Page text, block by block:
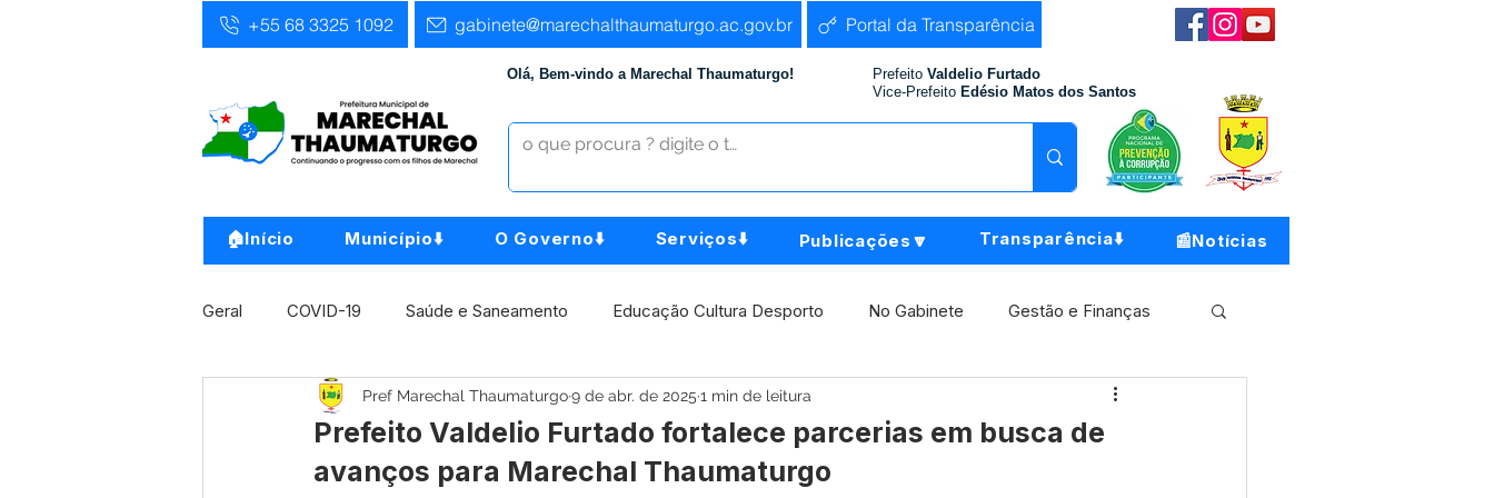
+55 68 3325 1092 gabinete@marechalthaumaturgo.ac.gov.br Portal da Transparência
Olá, Bem-vindo a Marechal Thaumaturgo! Prefeito Valdelio Furtado
Vice-Prefeito Edésio Matos dos Santos
🏠Início Município⬇️ O Governo⬇️ Serviços⬇️ Publicações🔽 Transparência⬇️ 📰Notícias
Geral COVID-19 Saúde e Saneamento Educação Cultura Desporto No Gabinete Gestão e Finanças
Infra, Obra e Transporte Assistência Social Comunidade Agricultura e Produção Meio Ambiente
Concursos Comunicado Institucional e Governo Políticas Públicas
Prefeito Valdelio Furtado fortalece parcerias em busca de
avanços para Marechal Thaumaturgo
Pref Marechal Thaumaturgo9 de abr. de 2025 1 min de leitura